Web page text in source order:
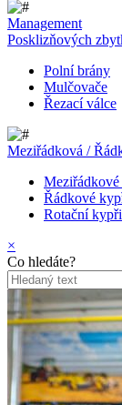
Management
Posklizňových
Polní brány
Mulčovače
Řezací válce
Meziřádková /
Řádkové
Rotační
×
Co hledáte?